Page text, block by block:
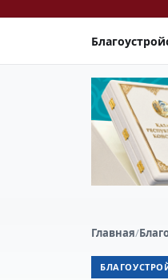
Главная/